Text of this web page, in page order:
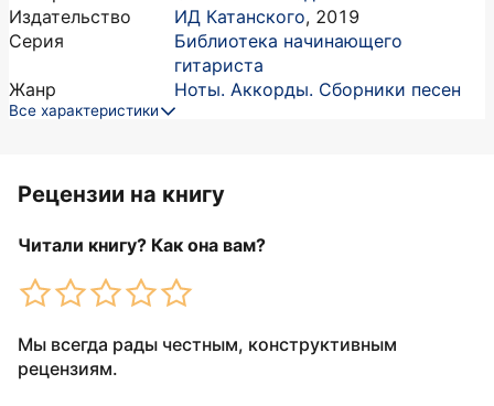
Издательство
ИД Катанского, 2019
Серия
Библиотека начинающего
гитариста
Жанр
Ноты. Аккорды. Сборники песен
Все характеристики
Рецензии на книгу
Читали книгу? Как она вам?
Мы всегда рады честным, конструктивным
рецензиям.